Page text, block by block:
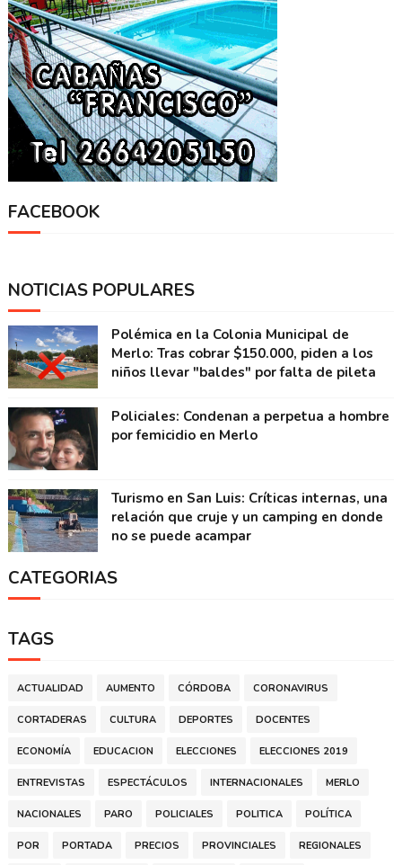
FACEBOOK
NOTICIAS POPULARES
Polémica en la Colonia Municipal de
Merlo: Tras cobrar $150.000, piden a los
niños llevar "baldes" por falta de pileta
Policiales: Condenan a perpetua a hombre
por femicidio en Merlo
Turismo en San Luis: Críticas internas, una
relación que cruje y un camping en donde
no se puede acampar
CATEGORIAS
TAGS
ACTUALIDAD AUMENTO CÓRDOBA CORONAVIRUS
CORTADERAS CULTURA DEPORTES DOCENTES
ECONOMÍA EDUCACION ELECCIONES ELECCIONES 2019
ENTREVISTAS ESPECTÁCULOS INTERNACIONALES MERLO
NACIONALES PARO POLICIALES POLITICA POLÍTICA
POR PORTADA PRECIOS PROVINCIALES REGIONALES